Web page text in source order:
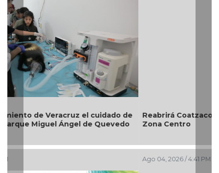
Reabrirá Coatzacoalcos la Alberca Semiolímpica
Zona Centro